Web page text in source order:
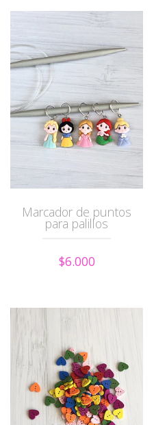
Marcador de puntos
para palillos
$6.000